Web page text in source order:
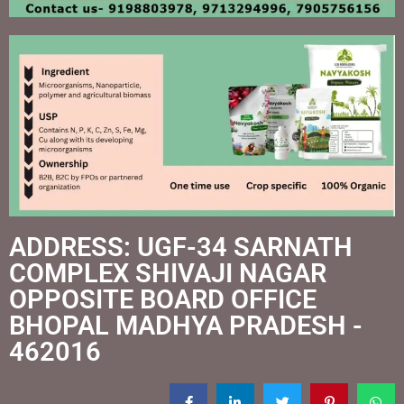
ADDRESS: UGF-34 SARNATH
COMPLEX SHIVAJI NAGAR
OPPOSITE BOARD OFFICE
BHOPAL MADHYA PRADESH -
462016